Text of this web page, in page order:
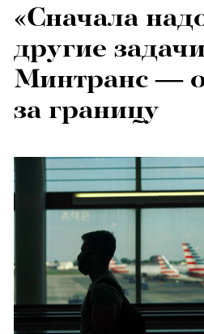
«Сначала
другие
Минтранс —
за границу